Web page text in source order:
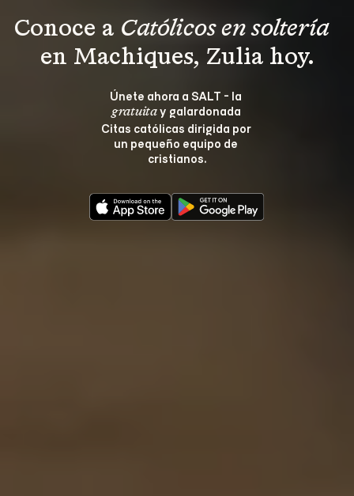
Conoce a Católicos en soltería
en Machiques, Zulia hoy.
Únete ahora a SALT - la
gratuita y galardonada
Citas católicas dirigida por
un pequeño equipo de
cristianos.